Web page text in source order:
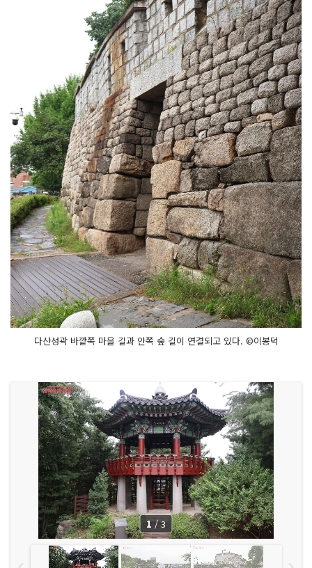
다산성곽 바깥쪽 마을 길과 안쪽 숲 길이 연결되고 있다. ©이봉덕
1 / 3